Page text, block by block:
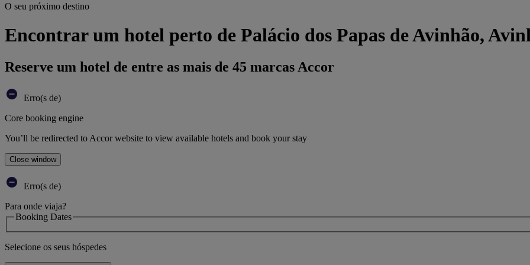
O seu próximo destino
Encontrar um hotel perto de Palácio dos Papas de Avinhão,
Reserve um hotel de entre as mais de 45 marcas Accor
Erro(s de)
Core booking engine
You’ll be redirected to Accor website to view available hotels and book your stay
Close window
Erro(s de)
Para onde viaja?
Booking Dates
Selecione os seus hóspedes